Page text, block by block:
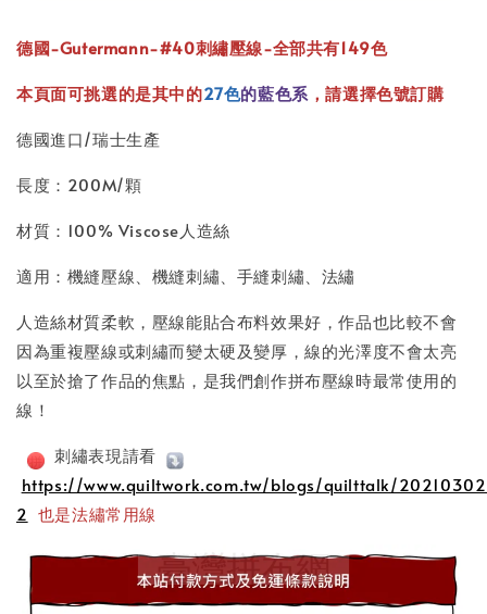
德國-Gutermann-#40刺繡壓線-全部共有149色
本頁面可挑選的是其中的27色的藍色系，請選擇色號訂購
德國進口/瑞士生產
長度：200M/顆
材質：100% Viscose人造絲
適用：機縫壓線、機縫刺繡、手縫刺繡、法繡
人造絲材質柔軟，壓線能貼合布料效果好，作品也比較不會
因為重複壓線或刺繡而變太硬及變厚，線的光澤度不會太亮
以至於搶了作品的焦點，是我們創作拼布壓線時最常使用的
線！
刺繡表現請看
https://www.quiltwork.com.tw/blogs/quilttalk/
2 也是法繡常用線